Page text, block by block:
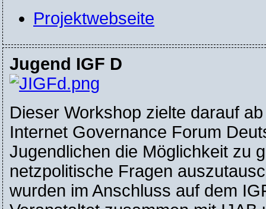
Projektwebseite
Jugend IGF D
Dieser Workshop zielte darauf
Internet Governance Forum
Jugendlichen die Möglichkeit zu
netzpolitische Fragen
wurden im Anschluss auf dem